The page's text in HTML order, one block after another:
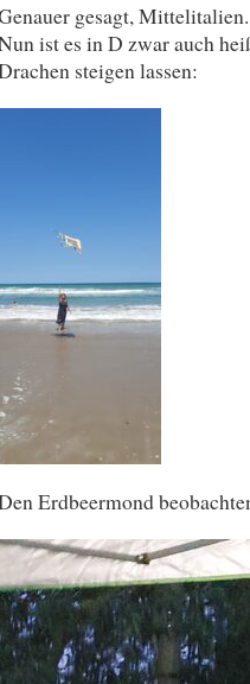
gesagt, Mittelitalien.
ist es in D zwar auch
steigen lassen:
Erdbeermond